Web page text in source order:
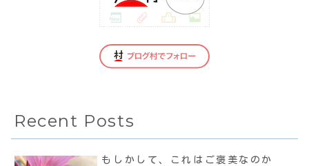
Recent Posts
もしかして、これはご褒美なのか